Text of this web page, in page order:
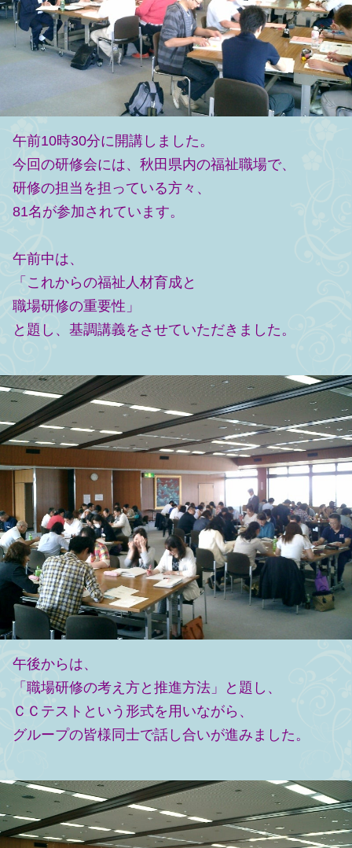
午前10時30分に開講しました。
今回の研修会には、秋田県内の福祉職場で、
研修の担当を担っている方々、
81名が参加されています。
午前中は、
「これからの福祉人材育成と
職場研修の重要性」
と題し、基調講義をさせていただきました。
午後からは、
「職場研修の考え方と推進方法」と題し、
ＣＣテストという形式を用いながら、
グループの皆様同士で話し合いが進みました。